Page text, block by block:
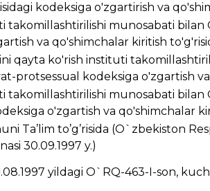
kodeksiga o'zgartirish va
takomillashtirilishi munosabati bilan
va qo'shimchalar kiritish
qayta ko'rish instituti
protsessual kodeksiga o'zgartish
takomillashtirilishi munosabati bilan
o'zgartish va qo'shimchalar
Ta’lim to’g’risida (O`zbekiston
30.09.1997 y.)
yildagi O`RQ-463-I-son,